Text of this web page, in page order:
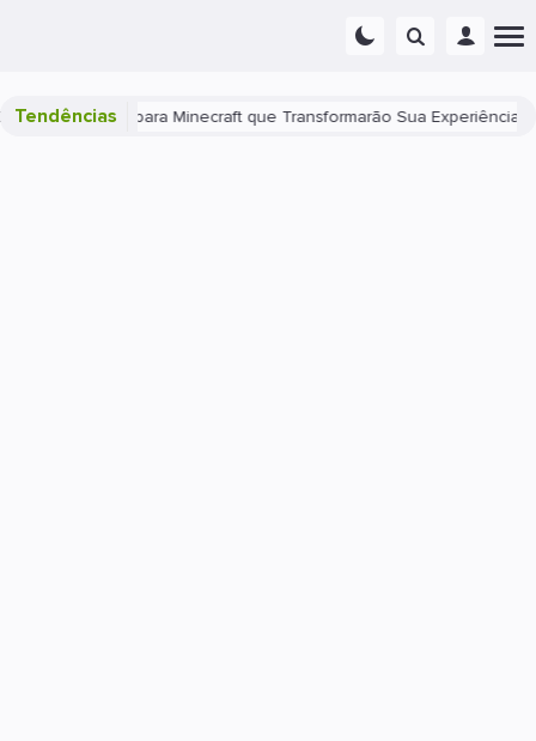
Tendências
Mods para Minecraft que Transformarão Sua Experiência